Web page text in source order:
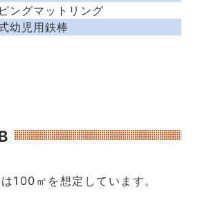
ングマットリング
幼児用鉄棒
100㎡を想定しています。